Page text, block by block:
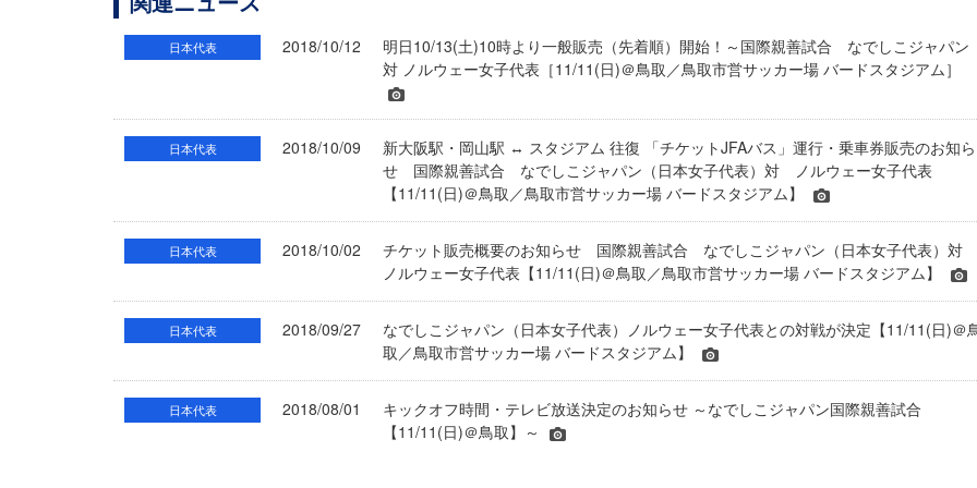
日本代表 2018/10/12
明日10/13(土)10時より一般販売（先着順）開始！～国際親善試合 なでしこジャパン
対 ノルウェー女子代表［11/11(日)＠鳥取／鳥取市営サッカー場 バードスタジアム］
日本代表 2018/10/09
新大阪駅・岡山駅 ↔ スタジアム 往復 「チケットJFAバス」運行・乗車券販売のお知ら
せ 国際親善試合 なでしこジャパン（日本女子代表）対 ノルウェー女子代表
【11/11(日)＠鳥取／鳥取市営サッカー場 バードスタジアム】
日本代表 2018/10/02
チケット販売概要のお知らせ 国際親善試合 なでしこジャパン（日本女子代表）対
ノルウェー女子代表【11/11(日)＠鳥取／鳥取市営サッカー場 バードスタジアム】
日本代表 2018/09/27
なでしこジャパン（日本女子代表）ノルウェー女子代表との対戦が決定【11/11(日)＠
取／鳥取市営サッカー場 バードスタジアム】
日本代表 2018/08/01
キックオフ時間・テレビ放送決定のお知らせ ～なでしこジャパン国際親善試合
【11/11(日)＠鳥取】～